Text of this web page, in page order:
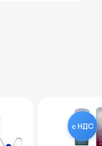
с НДС